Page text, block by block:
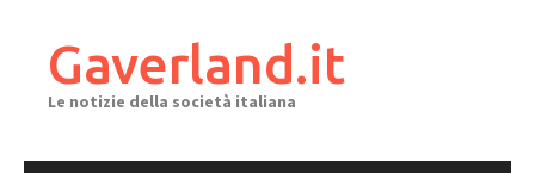
contentGaverland.it
Le notizie della società italiana